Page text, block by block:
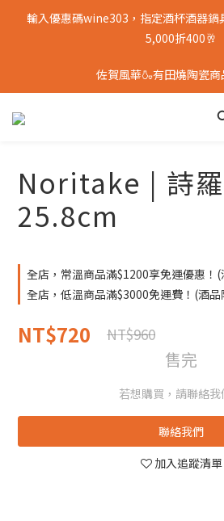
輸入優惠碼wine303，指定酒杯酒器
5,000折400🥂
佐賀風華🍶有田燒陶瓷
Noritake | 詩
25.8cm
全店，常溫商品滿$1200享免運優惠！(
全店，低溫商品滿$3000免運費！(酒品
NT$720 NT$960
售完
若想購買，請聯絡我
聯絡我們
加入追蹤清單